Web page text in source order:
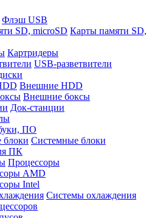
Флэш USB
Карты памяти SD,
Картридеры
USB-разветвители
Внешние HDD
Внешние боксы
Док-станции
ПО
Системные блоки
ПК
Процессоры
AMD
Intel
Системы охлаждения